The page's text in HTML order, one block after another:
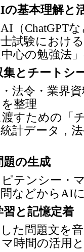
の基本理解と
AI（ChatGPT
士試験におけ
中心の勉強法
集とチートシ
・法令・業界
整理
渡すための「
計データ，
題の生成
ピテンシー・
問などからAI
習と記憶定着
した問題文を
マ時間の活用